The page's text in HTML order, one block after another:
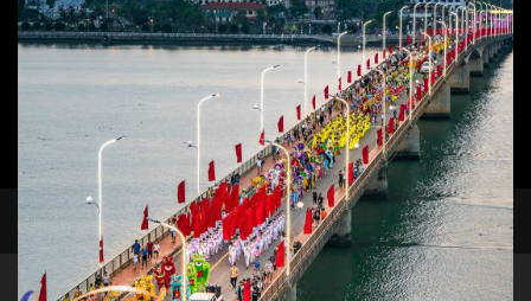
Cầu Nhật Lệ 1 - 2
Phong cảnh,T.P Đồng Hới
50$ 45$
facebook instagram